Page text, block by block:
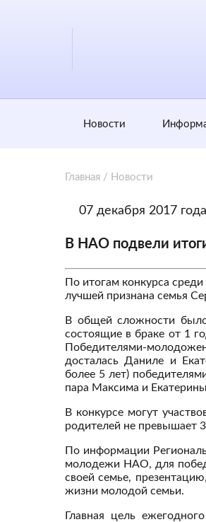
Новости
Главная / Новости
07 декабря 2017
В НАО подвели
По итогам конкурса
лучшей признана семья
В общей сложности
состоящие в браке от 1
Победителями-
досталась Даниле и
более 5 лет)
пара Максима и
В конкурсе могут
родителей не превышает
По информации
молодежи НАО, для
своей семье,
жизни молодой семьи.
Главная цель